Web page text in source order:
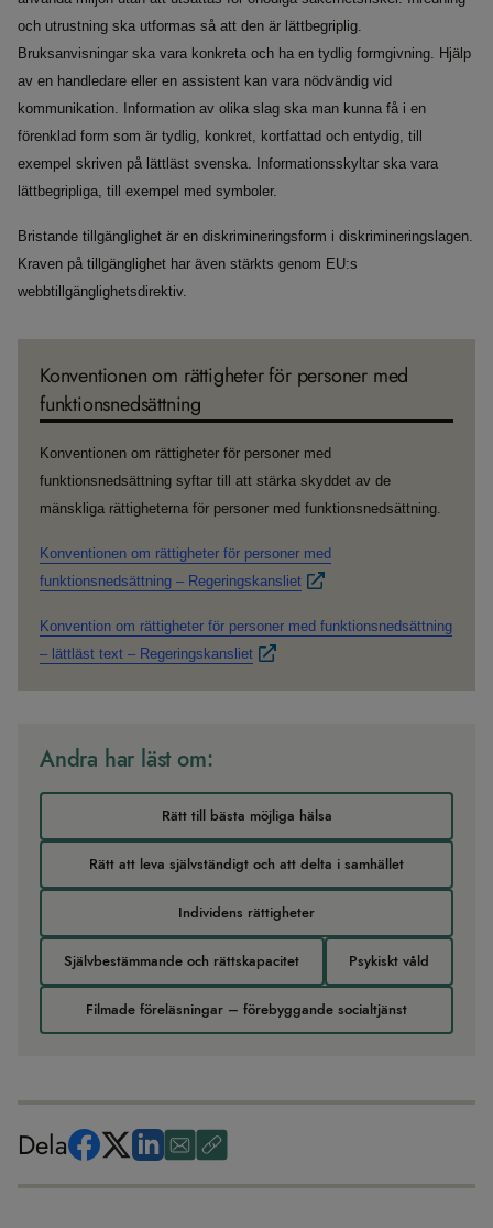
och utrustning ska utformas så att den är lättbegriplig.
Bruksanvisningar ska vara konkreta och ha en tydlig formgivning. Hjälp
av en handledare eller en assistent kan vara nödvändig vid
kommunikation. Information av olika slag ska man kunna få i en
förenklad form som är tydlig, konkret, kortfattad och entydig, till
exempel skriven på lättläst svenska. Informationsskyltar ska vara
lättbegripliga, till exempel med symboler.
Bristande tillgänglighet är en diskrimineringsform i diskrimineringslagen.
Kraven på tillgänglighet har även stärkts genom EU:s
webbtillgänglighetsdirektiv.
Konventionen om rättigheter för personer med
funktionsnedsättning
Konventionen om rättigheter för personer med
funktionsnedsättning syftar till att stärka skyddet av de
mänskliga rättigheterna för personer med funktionsnedsättning.
Konventionen om rättigheter för personer med
funktionsnedsättning – Regeringskansliet
Konvention om rättigheter för personer med funktionsnedsättning
– lättläst text – Regeringskansliet
Andra har läst om:
Rätt till bästa möjliga hälsa
Rätt att leva självständigt och att delta i samhället
Individens rättigheter
Självbestämmande och rättskapacitet Psykiskt våld
Filmade föreläsningar – förebyggande socialtjänst
Dela